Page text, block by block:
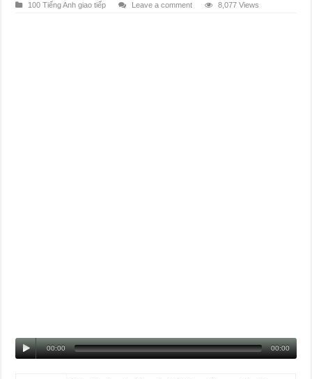
100 Tiếng Anh giao tiếp Leave a comment 8,077 Views
00:00 00:00